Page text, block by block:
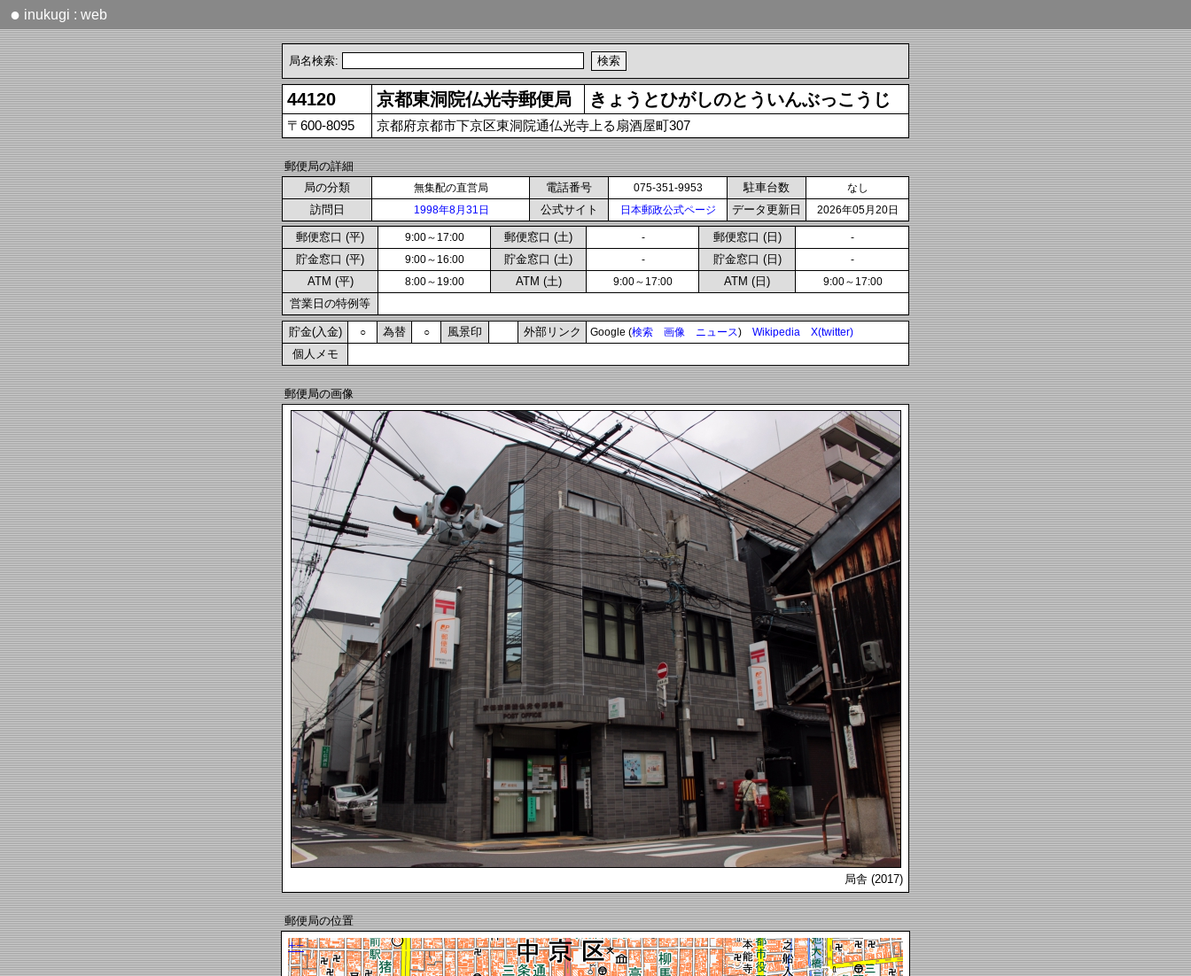
● inukugi : web
局名検索:
44120 京都東洞院仏光寺郵便局 きょうとひがしのとういんぶっこうじ
〒600-8095 京都府京都市下京区東洞院通仏光寺上る扇酒屋町307
郵便局の詳細
局の分類
無集配の直営局 電話番号 075-351-9953 駐車台数 なし
訪問日 1998年8月31日 公式サイト 日本郵政公式ページ データ更新日 2026年05月20日
郵便窓口 (平) 9:00～17:00 郵便窓口 (土) - 郵便窓口 (日) -
貯金窓口 (平) 9:00～16:00 貯金窓口 (土) - 貯金窓口 (日) -
ATM (平) 8:00～19:00 ATM (土) 9:00～17:00 ATM (日) 9:00～17:00
営業日の特例等
貯金(入金) ○ 為替 ○ 風景印 外部リンク Google (検索 画像 ニュース) Wikipedia X(twitter)
個人メモ
郵便局の画像
局舎 (2017)
郵便局の位置